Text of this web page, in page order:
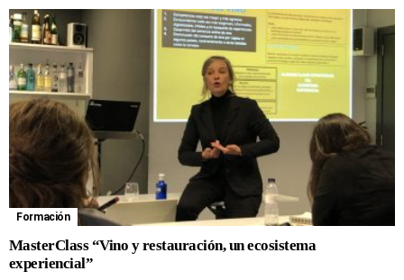
Formación
MasterClass “Vino y restauración, un ecosistema
experiencial”